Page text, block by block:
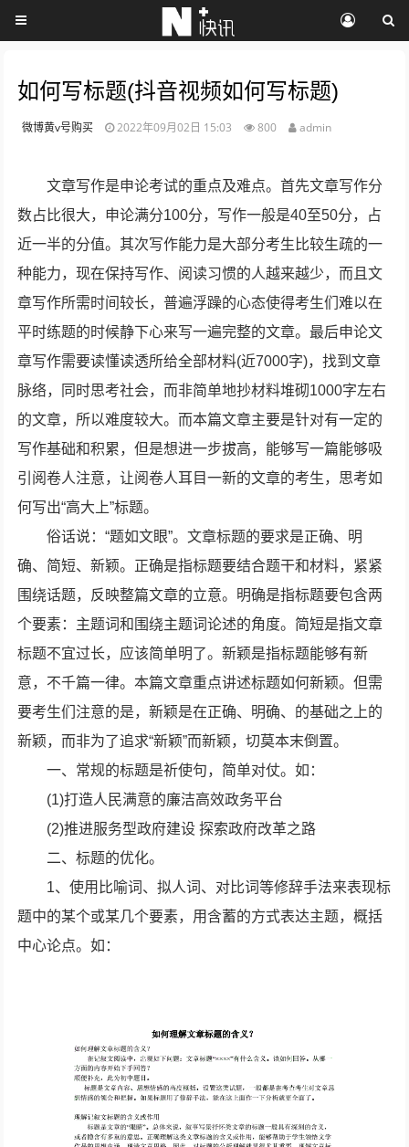
如何写标题(抖音视频如何写标题)
微博黄v号购买 2022年09月02日 15:03 800 admin
文章写作是申论考试的重点及难点。首先文章写作分
数占比很大，申论满分100分，写作一般是40至50分，占
近一半的分值。其次写作能力是大部分考生比较生疏的一
种能力，现在保持写作、阅读习惯的人越来越少，而且文
章写作所需时间较长，普遍浮躁的心态使得考生们难以在
平时练题的时候静下心来写一遍完整的文章。最后申论文
章写作需要读懂读透所给全部材料(近7000字)，找到文章
脉络，同时思考社会，而非简单地抄材料堆砌1000字左右
的文章，所以难度较大。而本篇文章主要是针对有一定的
写作基础和积累，但是想进一步拔高，能够写一篇能够吸
引阅卷人注意，让阅卷人耳目一新的文章的考生，思考如
何写出“高大上”标题。
俗话说：“题如文眼”。文章标题的要求是正确、明
确、简短、新颖。正确是指标题要结合题干和材料，紧紧
围绕话题，反映整篇文章的立意。明确是指标题要包含两
个要素：主题词和围绕主题词论述的角度。简短是指文章
标题不宜过长，应该简单明了。新颖是指标题能够有新
意，不千篇一律。本篇文章重点讲述标题如何新颖。但需
要考生们注意的是，新颖是在正确、明确、的基础之上的
新颖，而非为了追求“新颖”而新颖，切莫本末倒置。
一、常规的标题是祈使句，简单对仗。如：
(1)打造人民满意的廉洁高效政务平台
(2)推进服务型政府建设 探索政府改革之路
二、标题的优化。
1、使用比喻词、拟人词、对比词等修辞手法来表现标
题中的某个或某几个要素，用含蓄的方式表达主题，概括
中心论点。如：